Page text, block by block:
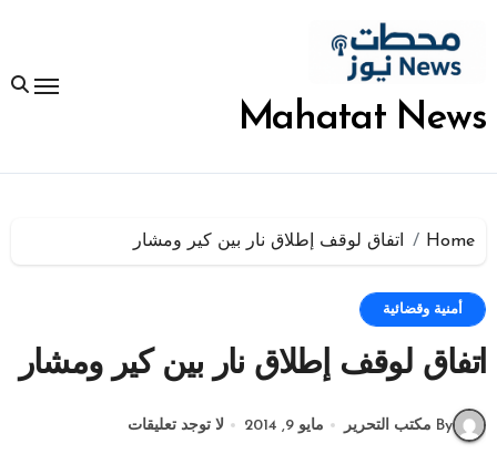
المحتوى
Mahatat News
Home اتفاق لوقف إطلاق نار بين كير ومشار
أمنية وقضائية
اتفاق لوقف إطلاق نار بين كير ومشار
By مكتب التحرير مايو 9, 2014 لا توجد تعليقات